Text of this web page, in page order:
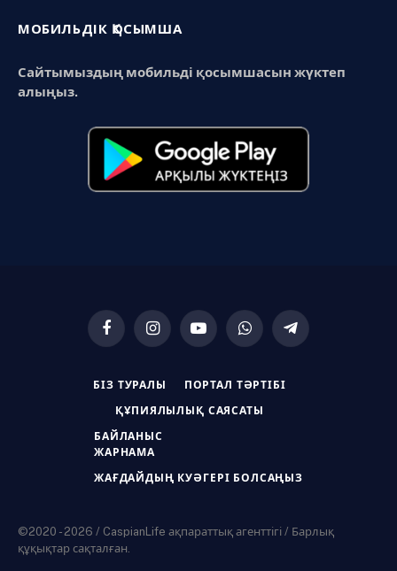
МОБИЛЬДІК ҚОСЫМША
Сайтымыздың мобильді қосымшасын жүктеп
алыңыз.
FacebookInstagramYouTubeWhatsAppTelegram
БІЗ ТУРАЛЫ ПОРТАЛ ТӘРТІБІ
ҚҰПИЯЛЫЛЫҚ САЯСАТЫ
БАЙЛАНЫС
ЖАРНАМА
ЖАҒДАЙДЫҢ КУӘГЕРІ БОЛСАҢЫЗ
©2020 - 2026 / CaspianLife ақпараттық агенттігі / Барлық
құқықтар сақталған.